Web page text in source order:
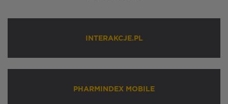
INTERAKCJE.PL
PHARMINDEX MOBILE